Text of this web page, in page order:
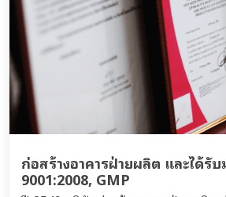
ก่อสร้างอาคารฝ่ายผลิต และได้รั
9001:2008, GMP